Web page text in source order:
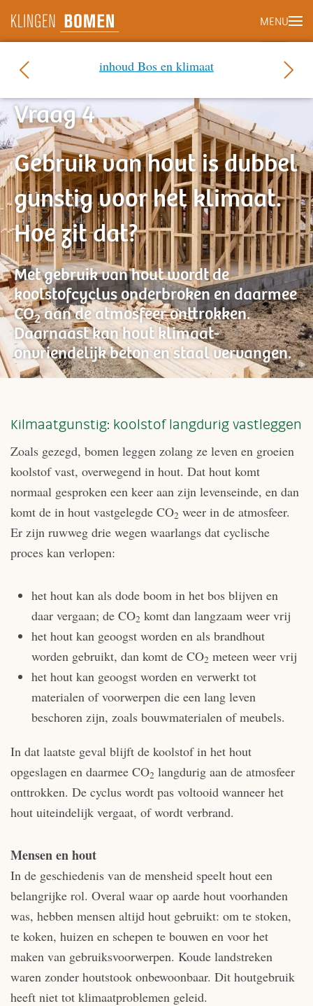
Terug naar hoofdinhoud
MENU
inhoud Bos en klimaat
Vraag 4
Gebruik van hout is dubbel
gunstig voor het klimaat.
Hoe zit dat?
Met gebruik van hout wordt de
koolstofcyclus onderbroken en daarmee
CO2aan de atmosfeer onttrokken.
Daarnaast kan hout klimaat-
onvriendelijk beton en staal vervangen.
Kilmaatgunstig: koolstof langdurig vastleggen
Zoals gezegd, bomen leggen zolang ze leven en groeien
koolstof vast, overwegend in hout. Dat hout komt
normaal gesproken een keer aan zijn levenseinde, en dan
komt de in hout vastgelegde CO2 weer in de atmosfeer.
Er zijn ruwweg drie wegen waarlangs dat cyclische
proces kan verlopen:
het hout kan als dode boom in het bos blijven en
daar vergaan; de CO2 komt dan langzaam weer vrij
het hout kan geoogst worden en als brandhout
worden gebruikt, dan komt de CO2 meteen weer vrij
het hout kan geoogst worden en verwerkt tot
materialen of voorwerpen die een lang leven
beschoren zijn, zoals bouwmaterialen of meubels.
In dat laatste geval blijft de koolstof in het hout
opgeslagen en daarmee CO2 langdurig aan de atmosfeer
onttrokken. De cyclus wordt pas voltooid wanneer het
hout uiteindelijk vergaat, of wordt verbrand.
Mensen en hout
In de geschiedenis van de mensheid speelt hout een
belangrijke rol. Overal waar op aarde hout voorhanden
was, hebben mensen altijd hout gebruikt: om te stoken,
te koken, huizen en schepen te bouwen en voor het
maken van gebruiksvoorwerpen. Koude landstreken
waren zonder houtstook onbewoonbaar. Dit houtgebruik
heeft niet tot klimaatproblemen geleid.